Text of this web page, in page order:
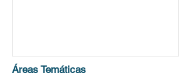
Áreas Temáticas